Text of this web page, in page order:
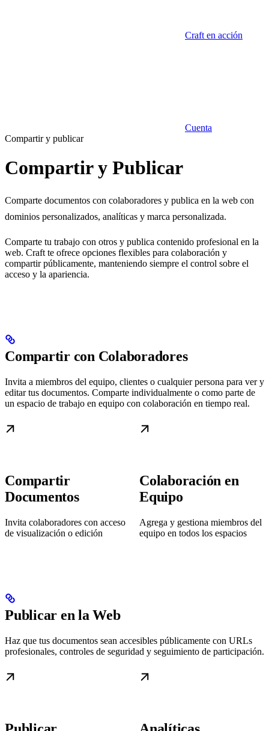
Craft en acción
Cuenta
Compartir y publicar
Compartir y Publicar
Comparte documentos con colaboradores y publica en la web con
dominios personalizados, analíticas y marca personalizada.
Comparte tu trabajo con otros y publica contenido profesional en la
web. Craft te ofrece opciones flexibles para colaboración y
compartir públicamente, manteniendo siempre el control sobre el
acceso y la apariencia.
Compartir con Colaboradores
Invita a miembros del equipo, clientes o cualquier persona para ver y
editar tus documentos. Comparte individualmente o como parte de
un espacio de trabajo en equipo con colaboración en tiempo real.
Compartir
Documentos
Invita colaboradores con acceso
de visualización o edición
Colaboración en
Equipo
Agrega y gestiona miembros del
equipo en todos los espacios
Publicar en la Web
Haz que tus documentos sean accesibles públicamente con URLs
profesionales, controles de seguridad y seguimiento de participación.